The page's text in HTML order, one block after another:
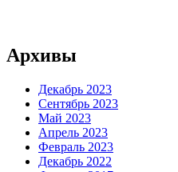
Архивы
Декабрь 2023
Сентябрь 2023
Май 2023
Апрель 2023
Февраль 2023
Декабрь 2022